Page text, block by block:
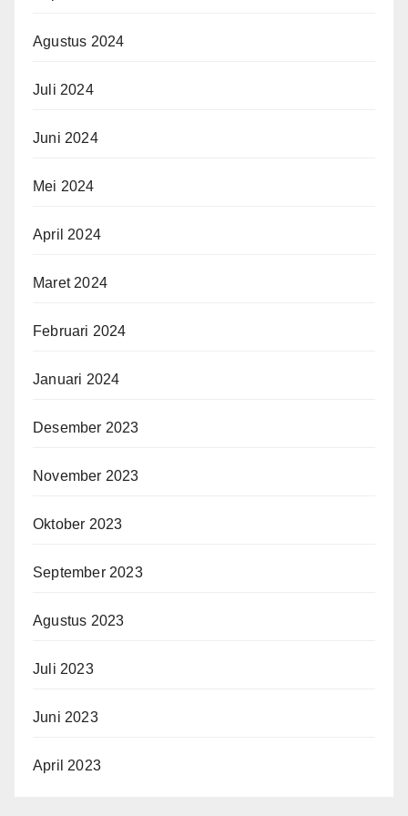
Agustus 2024
Juli 2024
Juni 2024
Mei 2024
April 2024
Maret 2024
Februari 2024
Januari 2024
Desember 2023
November 2023
Oktober 2023
September 2023
Agustus 2023
Juli 2023
Juni 2023
April 2023